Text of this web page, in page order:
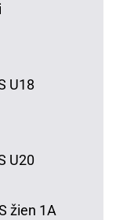
U18
U20
žien 1A